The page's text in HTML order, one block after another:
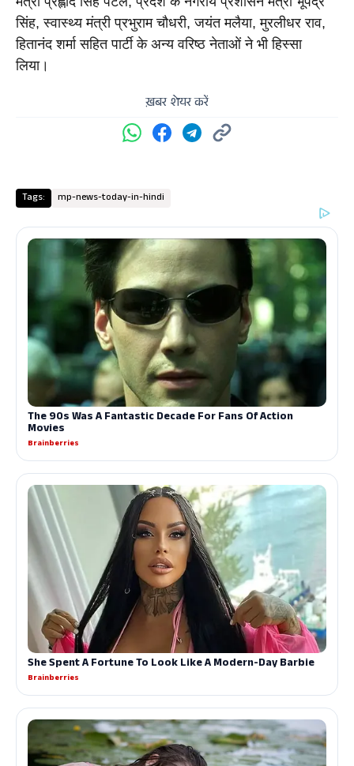
सिंह, स्वास्थ्य मंत्री प्रभुराम चौधरी, जयंत मलैया, मुरलीधर राव,
हितानंद शर्मा सहित पार्टी के अन्य वरिष्ठ नेताओं ने भी हिस्सा
लिया।
ख़बर शेयर करें
Tags: mp-news-today-in-hindi